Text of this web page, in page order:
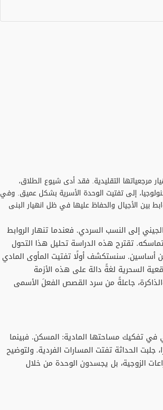
مرجعياتها التقليدية. فقد أدى شيوع الطلاق،
إلى تفتيت الوحدة الأسرية بشكل عميق. وفي
بين الأجيال والحفاظ عليها في ظل انهيار البنى
إلى النسب السردي. فعندما تنهار الروابط
تقترح هذه الدراسة تحليل هذا التحول
أساسين. سنستكشف أولًا تفتيت المأوى المادي
السحرية لغةً دالة على هذه الأزمة
جاعلةً من سرد القصص الفعلَ الأسمى
تفكيك مساحتها المادية: المسكن. فبينما
الحداثة تفتت المسارات الفردية. ولتوضيح
الزوجية، بل يجسدون الوحدة من خلال